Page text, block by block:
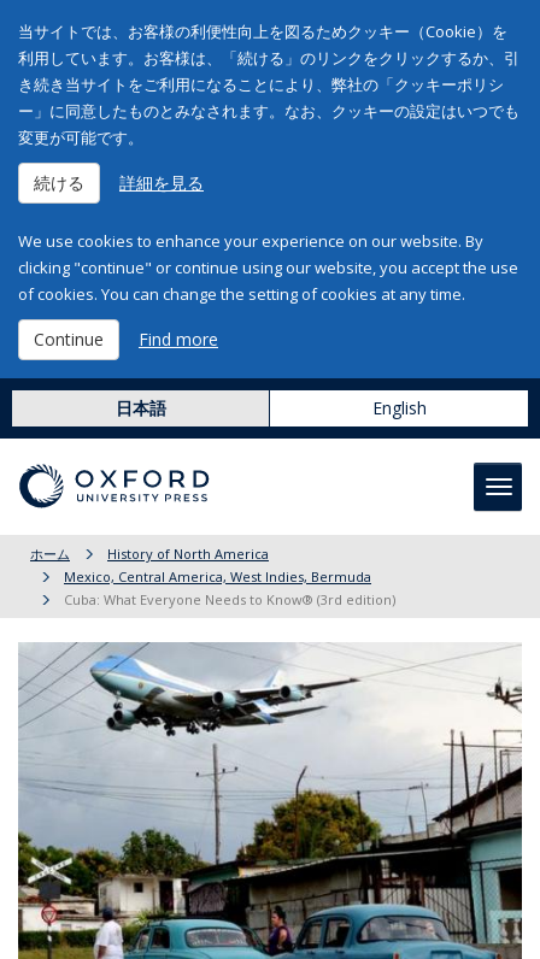
当サイトでは、お客様の利便性向上を図るためクッキー（Cookie）を
利用しています。お客様は、「続ける」のリンクをクリックするか、引
き続き当サイトをご利用になることにより、弊社の「クッキーポリシ
ー」に同意したものとみなされます。なお、クッキーの設定はいつでも
変更が可能です。
続ける 詳細を見る
We use cookies to enhance your experience on our website. By
clicking "continue" or continue using our website, you accept the use
of cookies. You can change the setting of cookies at any time.
Continue Find more
日本語 English
ホーム
History of North America
Mexico, Central America, West Indies, Bermuda
Cuba: What Everyone Needs to Know® (3rd edition)